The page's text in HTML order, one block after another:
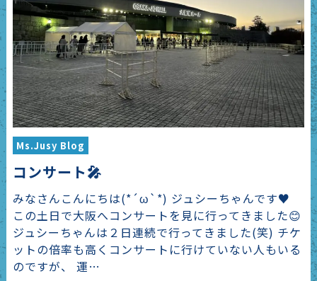
Ms.Jusy Blog
コンサート🎤
みなさんこんにちは(*´ω`*) ジュシーちゃんです♥
この土日で大阪へコンサートを見に行ってきました😊
ジュシーちゃんは２日連続で行ってきました(笑) チケ
ットの倍率も高くコンサートに行けていない人もいる
のですが、 運…